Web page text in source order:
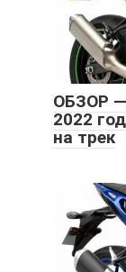
ОБЗОР —
2022
на трек